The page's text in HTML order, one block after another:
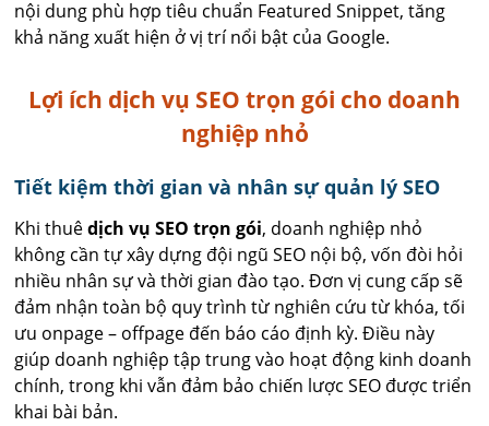
nội dung phù hợp tiêu chuẩn Featured Snippet, tăng
khả năng xuất hiện ở vị trí nổi bật của Google.
Lợi ích dịch vụ SEO trọn gói cho doanh
nghiệp nhỏ
Tiết kiệm thời gian và nhân sự quản lý SEO
Khi thuêdịch vụ SEO trọn gói, doanh nghiệp nhỏ
không cần tự xây dựng đội ngũ SEO nội bộ, vốn đòi hỏi
nhiều nhân sự và thời gian đào tạo. Đơn vị cung cấp sẽ
đảm nhận toàn bộ quy trình từ nghiên cứu từ khóa, tối
ưu onpage – offpage đến báo cáo định kỳ. Điều này
giúp doanh nghiệp tập trung vào hoạt động kinh doanh
chính, trong khi vẫn đảm bảo chiến lược SEO được triển
khai bài bản.